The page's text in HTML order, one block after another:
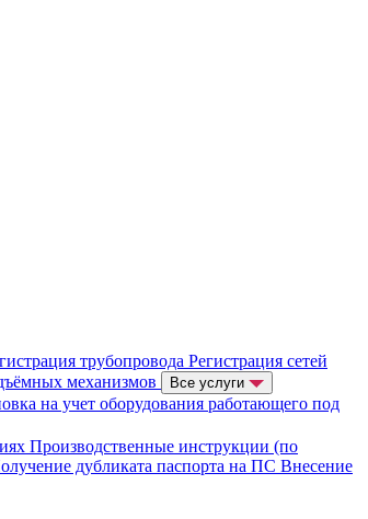
трубопровода Регистрация сетей
механизмов Все услуги
на учет оборудования работающего под
Производственные инструкции (по
дубликата паспорта на ПС Внесение